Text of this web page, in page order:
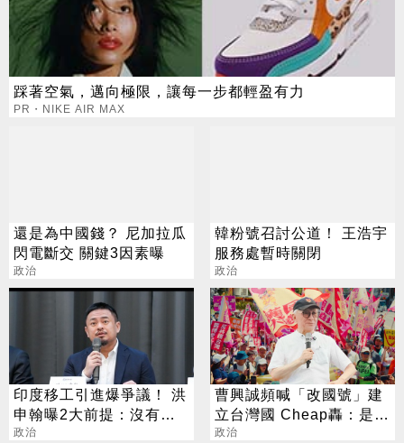
踩著空氣，邁向極限，讓每一步都輕盈有力
PR・NIKE AIR MAX
還是為中國錢？ 尼加拉瓜
閃電斷交 關鍵3因素曝
政治
韓粉號召討公道！ 王浩宇
服務處暫時關閉
政治
印度移工引進爆爭議！ 洪
申翰曝2大前提：沒有時
間表
政治
曹興誠頻喊「改國號」建
立台灣國 Cheap轟：是不
是瘋了？
政治